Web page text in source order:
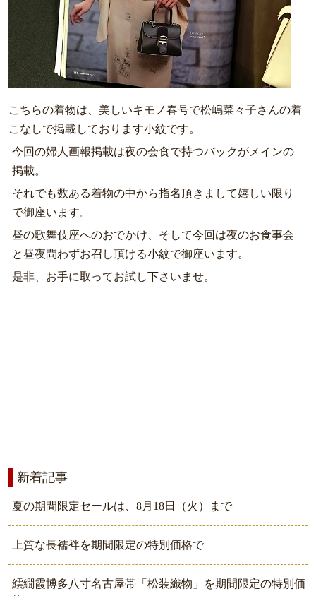
こちらの着物は、美しいキモノ春号で松嶋菜々子さんの着
こなしで掲載しております小紋です。
今回の婦人画報掲載は夜の会食で持つバックがメインの
掲載。
それでも数ある着物の中から指名頂きまして嬉しい限り
で御座います。
昼の歌舞伎座へのおでかけ、そして今回は夜のお食事会
と昼夜問わずお召し頂ける小紋で御座います。
是非、お手に取ってお試し下さいませ。
新着記事
夏の期間限定セールは、8月18日（火）まで
上質な長襦袢を期間限定の特別価格で
繧繝霞博多八寸名古屋帯「松装織物」を期間限定の特別価